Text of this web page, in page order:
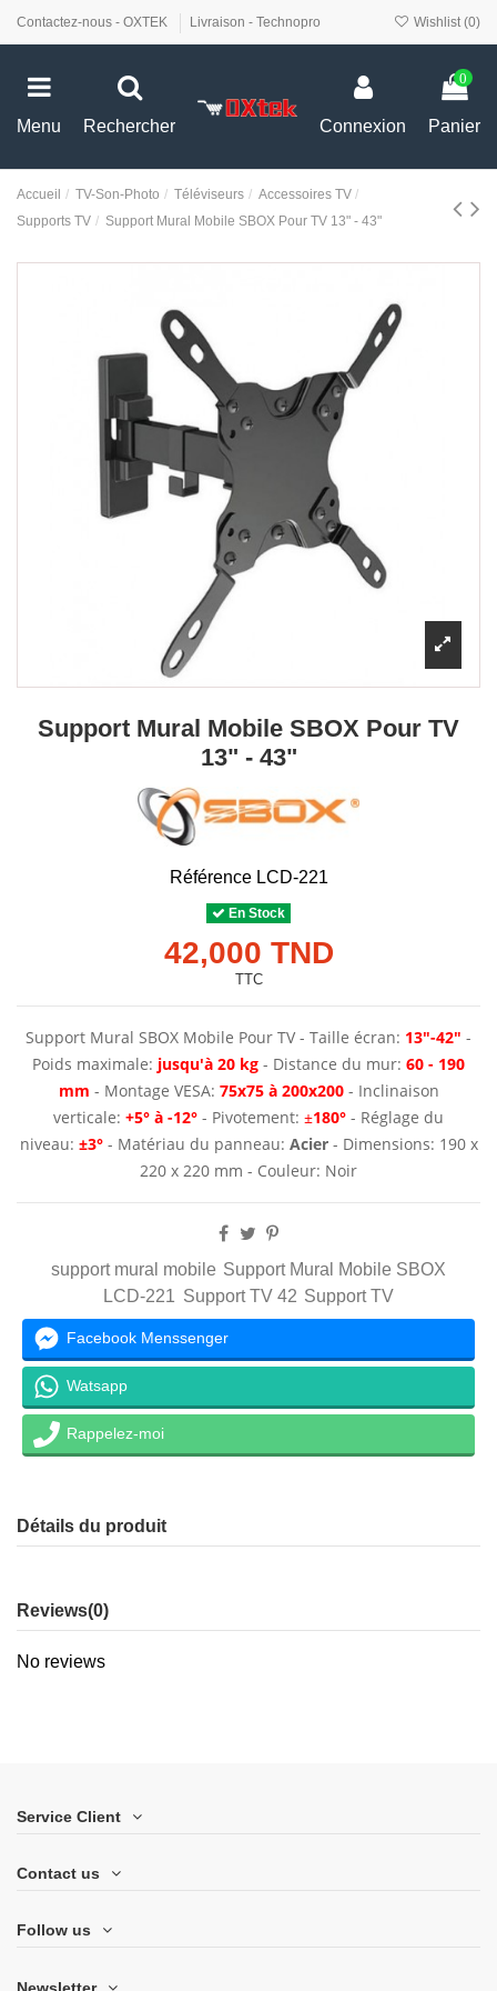
Contactez-nous - OXTEK Livraison - Technopro Wishlist (0)
Menu Rechercher Connexion
0
Panier
Accueil TV-Son-Photo Téléviseurs
Accessoires TV
Supports TV
Support Mural Mobile SBOX Pour TV 13" - 43"
Support Mural Mobile SBOX Pour TV
13" - 43"
Référence LCD-221
En Stock
42,000 TND
TTC
Support Mural SBOX Mobile Pour TV - Taille écran: 13"-42" -
Poids maximale: jusqu'à 20 kg - Distance du mur: 60 - 190
mm - Montage VESA: 75x75 à 200x200- Inclinaison
verticale: +5° à -12° - Pivotement: ±180° - Réglage du
niveau: ±3° - Matériau du panneau: Acier- Dimensions: 190 x
220 x 220 mm - Couleur: Noir
support mural mobile Support Mural Mobile SBOX
LCD-221 Support TV 42 Support TV
Facebook Menssenger
Watsapp
Rappelez-moi
Détails du produit
Reviews(0)
No reviews
Service Client
Contact us
Follow us
Newsletter